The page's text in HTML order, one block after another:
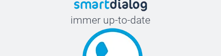
immer up-to-date